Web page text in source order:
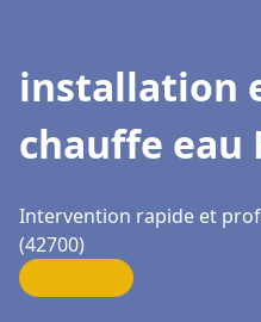
installation
chauffe eau
Intervention rapide et
(42700)